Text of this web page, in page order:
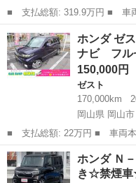
■ 支払総額: 319.9万円 ■ 車両本体価格： 3,083,000 円 ■ メーカ
ー名： ホンダ ■ 車種名：
Ｖ Ｚ 純正９型ナビ バック
車 電動...
鳥取 米子市 その他
ホンダ ゼ
ナビ フ
150,000円
ゼスト
170,000km
岡山県 岡山市
■ 支払総額: 22万円 ■ 車両本体価格： 150,000 円 ■ メーカー
名： ホンダ ■ 車種名：
Ｒスポ メモリーナビ フル
トエアコン パワ...
岡山 岡山市 ゼスト
ホンダ Ｎ
き☆禁煙